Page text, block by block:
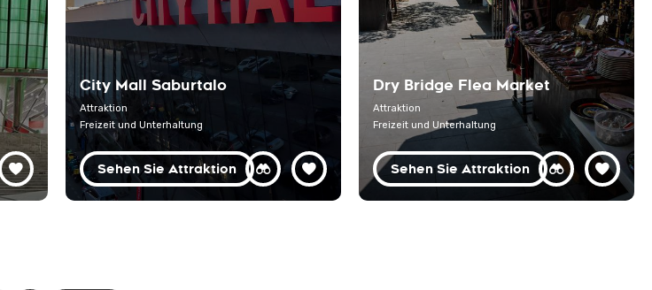
City Mall Saburtalo
Attraktion
Freizeit und Unterhaltung
Sehen Sie Attraktion
Dry Bridge Flea Market
Attraktion
Freizeit und Unterhaltung
Sehen Sie Attraktion